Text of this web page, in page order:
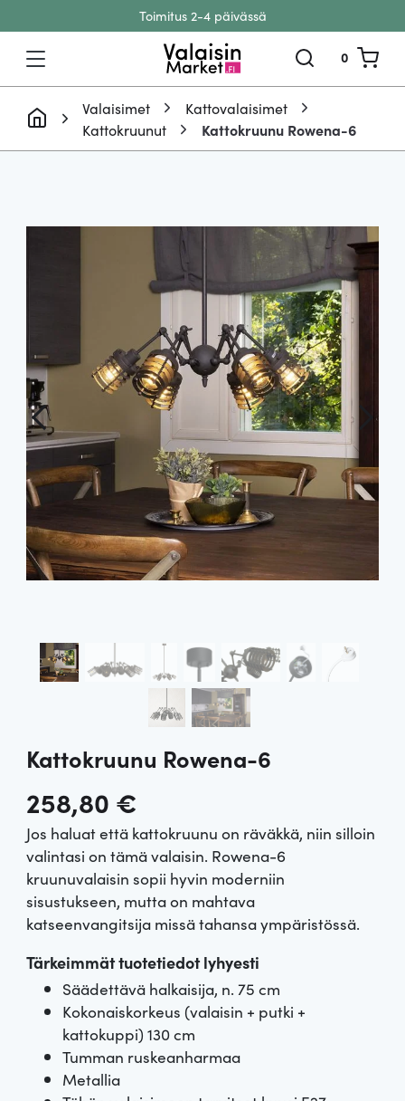
Toimitus 2-4 päivässä
Siirry sisältöön 0
Valaisimet
Kattovalaisimet
Kattokruunut
Kattokruunu Rowena-6
Kattokruunu Rowena-6
258,80 €
Jos haluat että kattokruunu on räväkkä, niin silloin
valintasi on tämä valaisin. Rowena-6
kruunuvalaisin sopii hyvin moderniin
sisustukseen, mutta on mahtava
katseenvangitsija missä tahansa ympäristössä.
Tärkeimmät tuotetiedot lyhyesti
Säädettävä halkaisija, n. 75 cm
Kokonaiskorkeus (valaisin + putki +
kattokuppi) 130 cm
Tumman ruskeanharmaa
Metallia